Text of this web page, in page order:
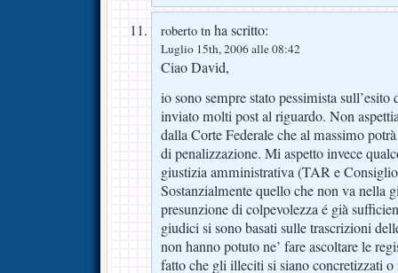
roberto tn ha scritto:
Luglio 15th, 2006 alle 08:42
Ciao David,
io sono sempre stato pessimista
inviato molti post al riguardo. Non
dalla Corte Federale che al massimo
di penalizzazione. Mi aspetto invece
giustizia amministrativa (TAR e
Sostanzialmente quello che non va nella
presunzione di colpevolezza é già
giudici si sono basati sulle trascrizioni
non hanno potuto ne’ fare ascoltare le
fatto che gli illeciti si siano concretizzati